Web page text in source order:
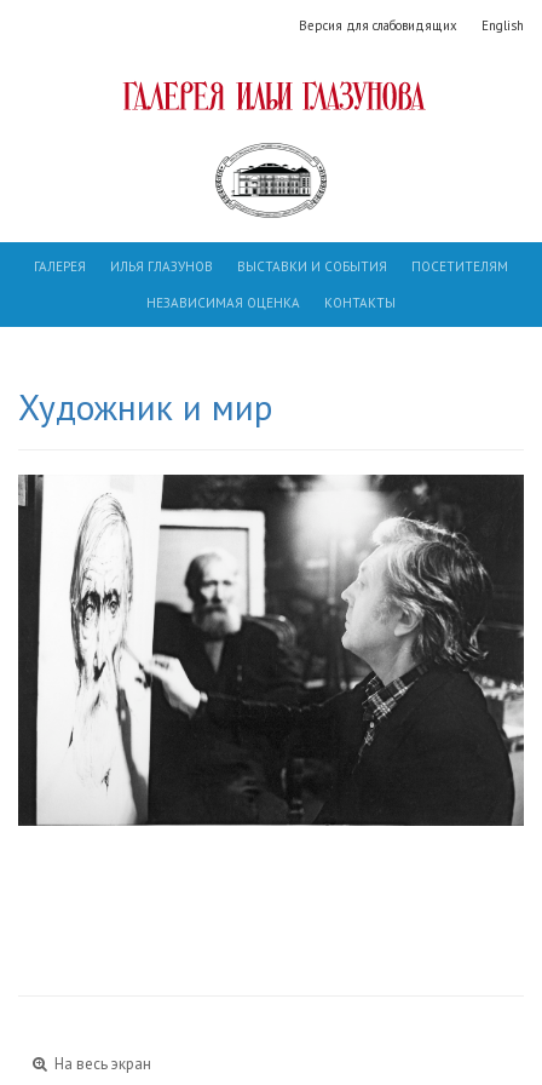
Версия для слабовидящих English
ГАЛЕРЕЯ ИЛЬЯ ГЛАЗУНОВ ВЫСТАВКИ И СОБЫТИЯ ПОСЕТИТЕЛЯМ
НЕЗАВИСИМАЯ ОЦЕНКА КОНТАКТЫ
Художник и мир
На весь экран